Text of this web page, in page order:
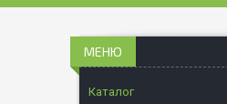
Каталог